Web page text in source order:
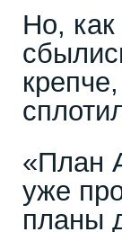
Но,
«План
уже
планы